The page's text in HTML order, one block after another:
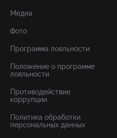
Медиа
Фото
Программа лояльности
Положение о программе
лояльности
Противодействие
коррупции
Политика обработки
персональных данных